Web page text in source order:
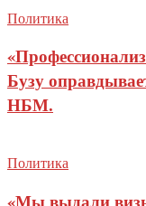
Политика
Бузу
НБМ.
Политика
«Мы выдали